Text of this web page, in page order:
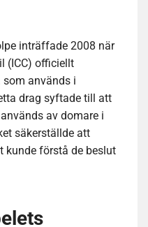
inträffade 2008 när
(ICC) officiellt
som används i
drag syftade till att
av domare i
säkerställde att
kunde förstå de beslut